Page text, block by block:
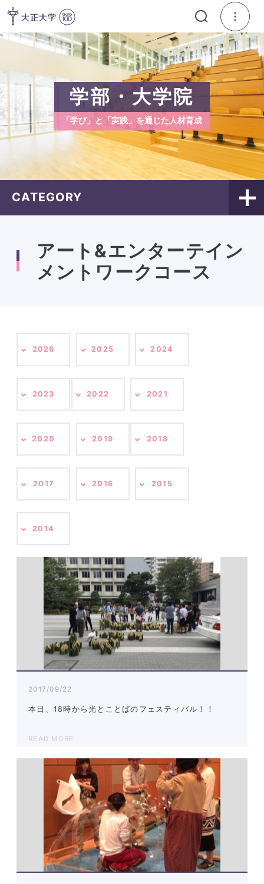
学部・大学院
「学び」と「実践」を通じた人材育成
CATEGORY
アート&エンターテイン
メントワークコース
2026 2025 2024
2023 2022 2021
2020 2019 2018
2017 2016 2015
2014
2017/09/22
本日、18時から光とことばのフェスティバル！！
READ MORE